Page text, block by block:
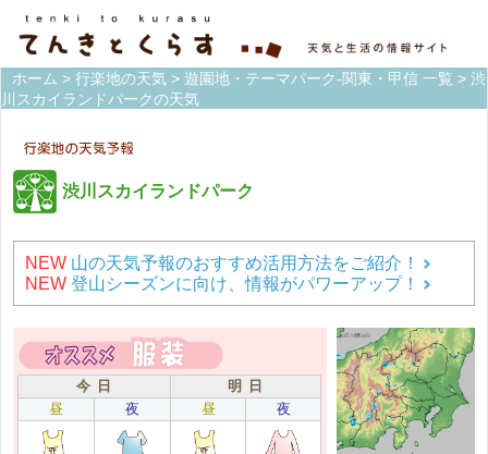
ホーム > 行楽地の天気 > 遊園地・テーマパーク-関東・甲信 一覧 > 渋
川スカイランドパークの天気
渋川スカイランドパーク
NEW 山の天気予報のおすすめ活用方法をご紹介！
NEW 登山シーズンに向け、情報がパワーアップ！
今 日
明 日
昼
夜 昼 夜